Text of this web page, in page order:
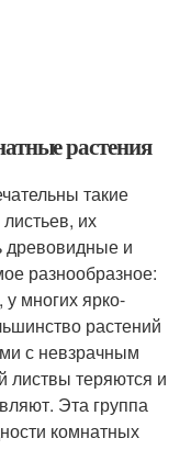
растения
такие
их
древовидные и
разнообразное:
многих ярко-
растений
с невзрачным
листвы теряются и
Эта группа
комнатных